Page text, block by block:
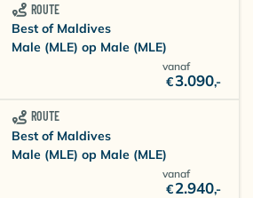
ROUTE
Best of Maldives
Male (MLE) op Male (MLE)
vanaf
€3.090,-
ROUTE
Best of Maldives
Male (MLE) op Male (MLE)
vanaf
€2.940,-